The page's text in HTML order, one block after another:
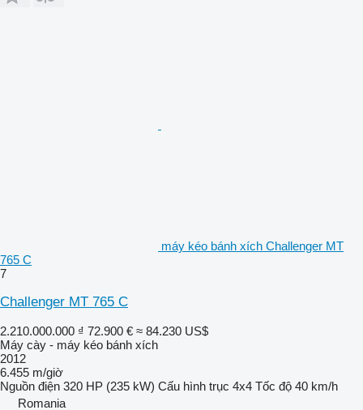
máy kéo bánh xích Challenger MT
765 C
7
Challenger MT 765 C
2.210.000.000 ₫ 72.900 € ≈ 84.230 US$
Máy cày - máy kéo bánh xích
2012
6.455 m/giờ
Nguồn điện 320 HP (235 kW) Cấu hình trục 4x4 Tốc độ 40 km/h
Romania